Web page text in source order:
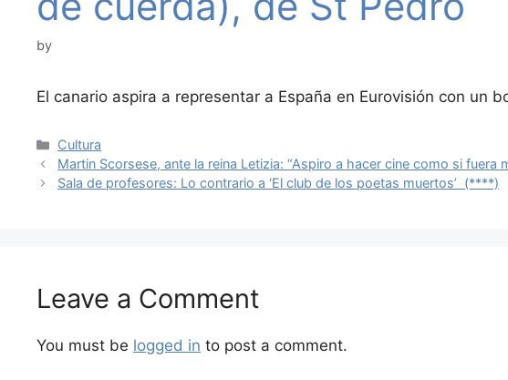
by
El canario aspira a representar a España en Eurovisión con un
Categories
Cultura
Martin Scorsese, ante la reina Letizia: “Aspiro a hacer cine como si fuera
Sala de profesores: Lo contrario a ‘El club de los poetas muertos’ (****)
Leave a Comment
You must be logged in to post a comment.